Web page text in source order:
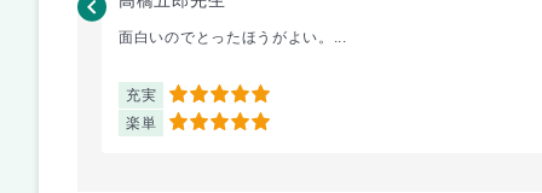
面白いのでとったほうがよい。...
充実 5
楽単 5